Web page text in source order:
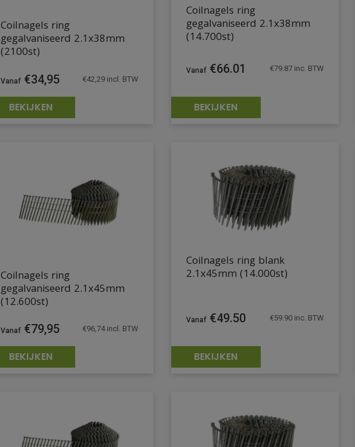
Coilnagels ring
gegalvaniseerd 2.1x38mm
(2100st)
€34,95 €42,29incl. BTW
BEKIJKEN
Coilnagels ring
gegalvaniseerd 2.1x38mm
(14.700st)
€66.01 €79.87inc. BTW
BEKIJKEN
Coilnagels ring
gegalvaniseerd 2.1x45mm
(12.600st)
€79,95 €96,74incl. BTW
BEKIJKEN
Coilnagels ring blank
2.1x45mm (14.000st)
€49.50 €59.90inc. BTW
BEKIJKEN